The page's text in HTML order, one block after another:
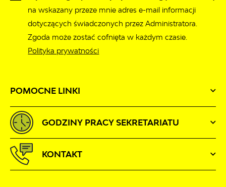
POMOCNE LINKI
na wskazany przeze mnie adres e-mail informacji
dotyczących świadczonych przez Administratora.
Zgoda może zostać cofnięta w każdym czasie.
Polityka prywatności
GODZINY PRACY SEKRETARIATU
KONTAKT